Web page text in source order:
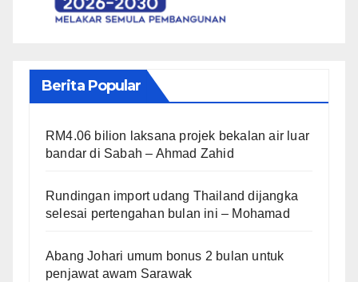
Berita Popular
RM4.06 bilion laksana projek bekalan air luar
bandar di Sabah – Ahmad Zahid
Rundingan import udang Thailand dijangka
selesai pertengahan bulan ini – Mohamad
Abang Johari umum bonus 2 bulan untuk
penjawat awam Sarawak